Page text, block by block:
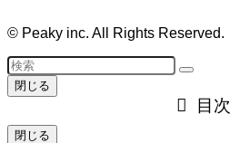
© Peaky inc. All Rights Reserved.
閉じる
目次
閉じる